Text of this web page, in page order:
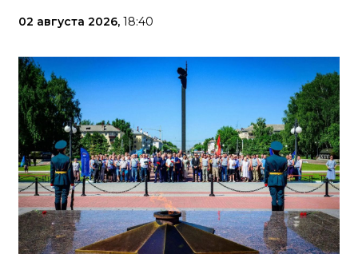
02 августа 2026, 18:40